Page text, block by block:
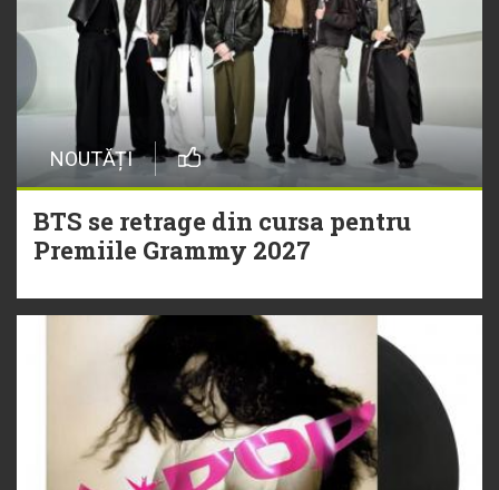
NOUTĂȚI
BTS se retrage din cursa pentru
Premiile Grammy 2027